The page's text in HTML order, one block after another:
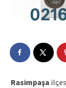
Rasimpaşa